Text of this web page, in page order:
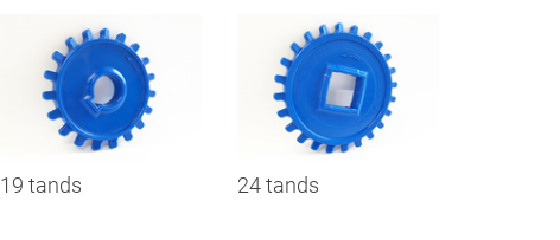
19 tands 24 tands